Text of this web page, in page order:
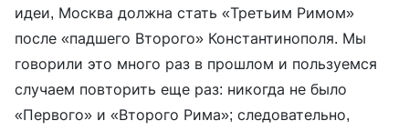
идеи, Москва должна стать «Третьим Римом»
после «падшего Второго» Константинополя. Мы
говорили это много раз в прошлом и пользуемся
случаем повторить еще раз: никогда не было
«Первого» и «Второго Рима»; следовательно,